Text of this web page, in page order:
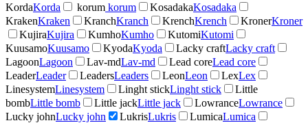
KordaKorda korum korum KosadakaKosadaka
KrakenKraken KranchKranch KrenchKrench KronerKroner
KujiraKujira KumhoKumho KutomiKutomi
KuusamoKuusamo KyodaKyoda Lacky craftLacky craft
LagoonLagoon Lav-mdLav-md Lead coreLead core
LeaderLeader LeadersLeaders LeonLeon LexLex
LinesystemLinesystem Linght stickLinght stick
Little
bombLittle bomb Little jackLittle jack LowranceLowrance
Lucky johnLucky john LukrisLukris LumicaLumica